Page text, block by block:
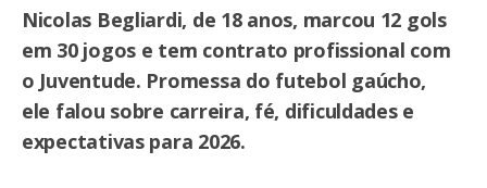
Nicolas Begliardi, de 18 anos, marcou 12 gols
em 30 jogos e tem contrato profissional com
o Juventude. Promessa do futebol gaúcho,
ele falou sobre carreira, fé, dificuldades e
expectativas para 2026.